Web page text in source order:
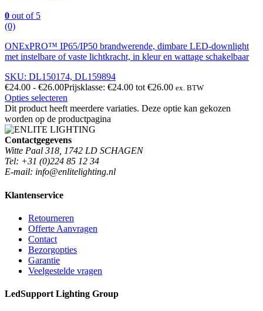
0 out of 5
(0)
ONExPRO™ IP65/IP50 brandwerende, dimbare LED-downlight
met instelbare of vaste lichtkracht, in kleur en wattage schakelbaar
SKU: DL150174, DL159894
€24.00 - €26.00Prijsklasse: €24.00 tot €26.00 ex. BTW
Opties selecteren
Dit product heeft meerdere variaties. Deze optie kan gekozen
worden op de productpagina
Contactgegevens
Witte Paal 318, 1742 LD SCHAGEN
Tel: +31 (0)224 85 12 34
E-mail: info@enlitelighting.nl
Klantenservice
Retourneren
Offerte Aanvragen
Contact
Bezorgopties
Garantie
Veelgestelde vragen
LedSupport Lighting Group